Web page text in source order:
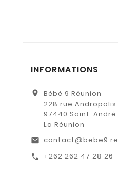
INFORMATIONS
location_on
Bébé 9 Réunion
228 rue Andropolis
97440 Saint-André
La Réunion
email contact@bebe9.re
call +262 262 47 28 26